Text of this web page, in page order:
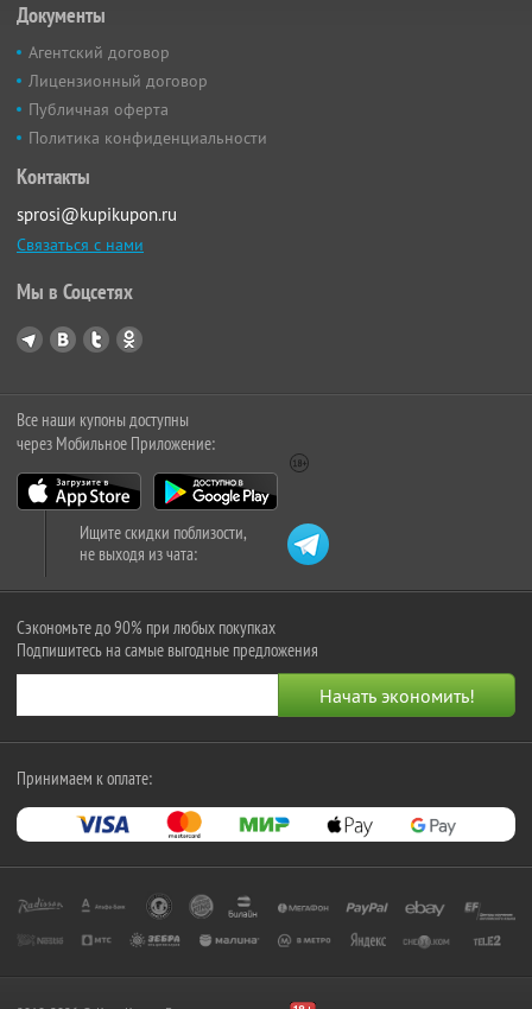
Документы
Агентский договор
Лицензионный договор
Публичная оферта
Политика конфиденциальности
Контакты
sprosi@kupikupon.ru
Связаться с нами
Мы в Соцсетях
Все наши купоны доступны
через Мобильное Приложение:
Ищите скидки поблизости,
не выходя из чата:
Сэкономьте до 90% при любых покупках
Подпишитесь на самые выгодные предложения
Принимаем к оплате: